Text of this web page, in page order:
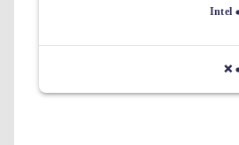
Intel
❌